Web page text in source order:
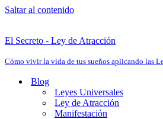
Saltar al contenido
El Secreto - Ley de Atracción
Cómo vivir la vida de tus sueños aplicando las
Blog
Leyes Universales
Ley de Atracción
Manifestación